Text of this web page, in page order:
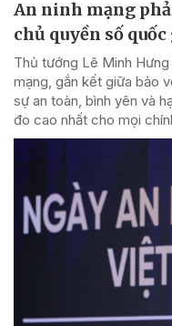
An ninh mạng
chủ quyền số quốc
Thủ tướng Lê Minh Hưng
mạng, gắn kết giữa bảo
sự an toàn, bình yên và
đo cao nhất cho mọi